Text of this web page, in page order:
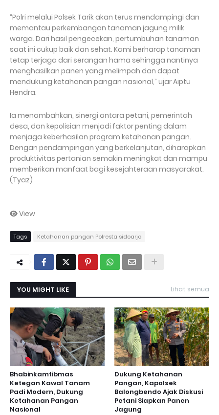
“Polri melalui Polsek Tarik akan terus mendampingi dan
memantau perkembangan tanaman jagung milik
warga. Dari hasil pengecekan, pertumbuhan tanaman
saat ini cukup baik dan sehat. Kami berharap tanaman
tetap terjaga dari serangan hama sehingga nantinya
menghasilkan panen yang melimpah dan dapat
mendukung ketahanan pangan nasional,” ujar Aiptu
Hendra.
Ia menambahkan, sinergi antara petani, pemerintah
desa, dan kepolisian menjadi faktor penting dalam
menjaga keberhasilan program ketahanan pangan.
Dengan pendampingan yang berkelanjutan, diharapkan
produktivitas pertanian semakin meningkat dan mampu
memberikan manfaat bagi kesejahteraan masyarakat.
(Tyaz)
View
Tags Ketahanan pangan Polresta sidoarjo
YOU MIGHT LIKE Lihat semua
Bhabinkamtibmas
Ketegan Kawal Tanam
Padi Modern, Dukung
Ketahanan Pangan
Nasional
Dukung Ketahanan
Pangan, Kapolsek
Balongbendo Ajak Diskusi
Petani Siapkan Panen
Jagung